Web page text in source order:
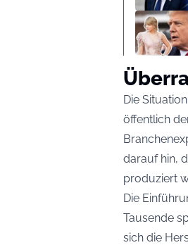
Die
öffentlich
darauf hin,
produziert
Die
Tausende
sich die